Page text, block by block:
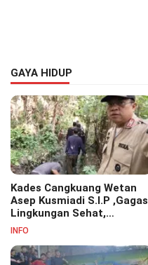
GAYA HIDUP
Kades Cangkuang Wetan
Asep Kusmiadi S.I.P ,Gagas
Lingkungan Sehat,
Bersihkan Saluran Air di RW
INFO